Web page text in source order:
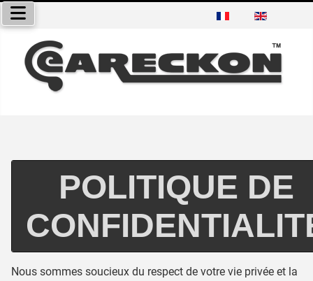
Sélectionnez votre langue
POLITIQUE DE
Nous sommes soucieux du respect de votre vie privée et la